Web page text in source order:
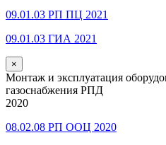
09.01.03 РП ПЦ 2021
09.01.03 ГИА 2021
×
Монтаж и эксплуатация
газоснабжения РПД
2020
08.02.08 РП ООЦ 2020